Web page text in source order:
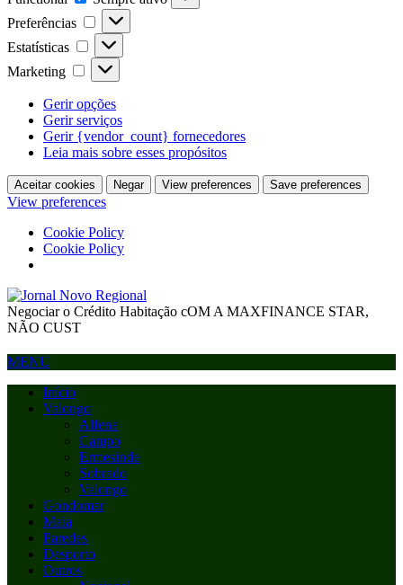
Preferências
Preferências
Estatísticas Estatísticas
Marketing Marketing
Gerir opções
Gerir serviços
Gerir {vendor_count} fornecedores
Leia mais sobre esses propósitos
Aceitar cookies Negar View preferences Save preferences
View preferences
Cookie Policy
Cookie Policy
Negociar o Crédito Habitação cOM A MAXFINANCE STAR,
NÃO CUST
MENU
Início
Valongo
Alfena
Campo
Ermesinde
Sobrado
Valongo
Gondomar
Maia
Paredes
Desporto
Outros